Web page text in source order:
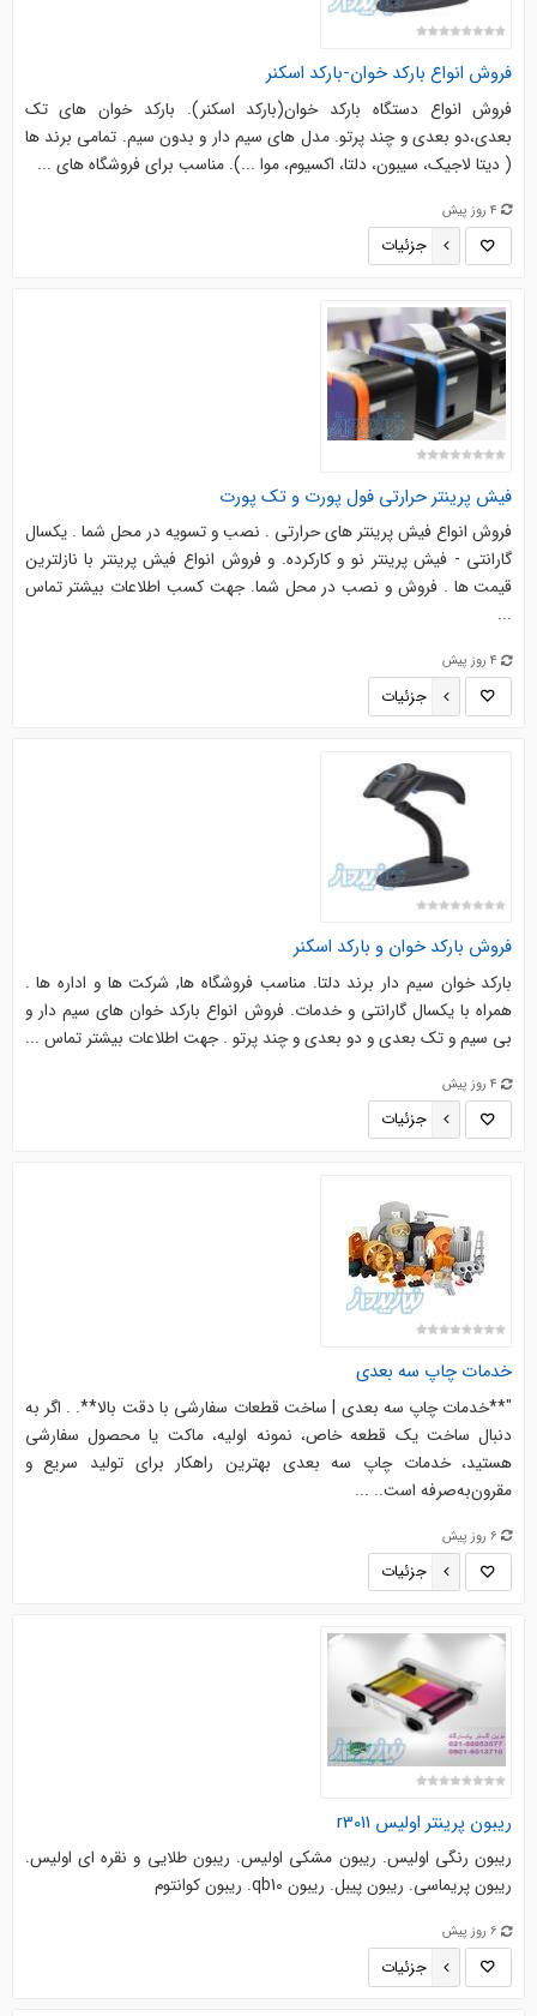
فروش انواع بارکد خوان-بارکد اسکنر
فروش انواع دستگاه بارکد خوان(بارکد اسکنر). بارکد خوان های تک
بعدی،دو بعدی و چند پرتو. مدل های سیم دار و بدون سیم. تمامی برند ها
( دیتا لاجیک، سیبون، دلتا، اکسیوم، موا ...). مناسب برای فروشگاه های ...
4 روز پیش
جزئیات
فیش پرینتر حرارتی فول پورت و تک پورت
فروش انواع فیش پرینتر های حرارتی . نصب و تسویه در محل شما . یکسال
گارانتی - فیش پرینتر نو و کارکرده. و فروش انواع فیش پرینتر با نازلترین
قیمت ها . فروش و نصب در محل شما. جهت کسب اطلاعات بیشتر تماس
...
4 روز پیش
جزئیات
فروش بارکد خوان و بارکد اسکنر
بارکد خوان سیم دار برند دلتا. مناسب فروشگاه ها, شرکت ها و اداره ها .
همراه با یکسال گارانتی و خدمات. فروش انواع بارکد خوان های سیم دار و
بی سیم و تک بعدی و دو بعدی و چند پرتو . جهت اطلاعات بیشتر تماس ...
4 روز پیش
جزئیات
خدمات چاپ سه بعدی
"**خدمات چاپ سه بعدی | ساخت قطعات سفارشی با دقت بالا**. . اگر به
دنبال ساخت یک قطعه خاص، نمونه اولیه، ماکت یا محصول سفارشی
هستید، خدمات چاپ سه بعدی بهترین راهکار برای تولید سریع و
مقرون‌به‌صرفه است.. ...
6 روز پیش
جزئیات
ریبون پرینتر اولیس r3011
ریبون رنگی اولیس. ریبون مشکی اولیس. ریبون طلایی و نقره ای اولیس.
ریبون پریماسی. ریبون پیبل. ریبون qb10. ریبون کوانتوم
6 روز پیش
جزئیات